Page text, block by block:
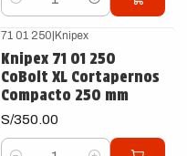
Cantidad
71 01 250|Knipex
Knipex 71 01 250
CoBolt XL Cortapernos
Compacto 250 mm
S/350.00